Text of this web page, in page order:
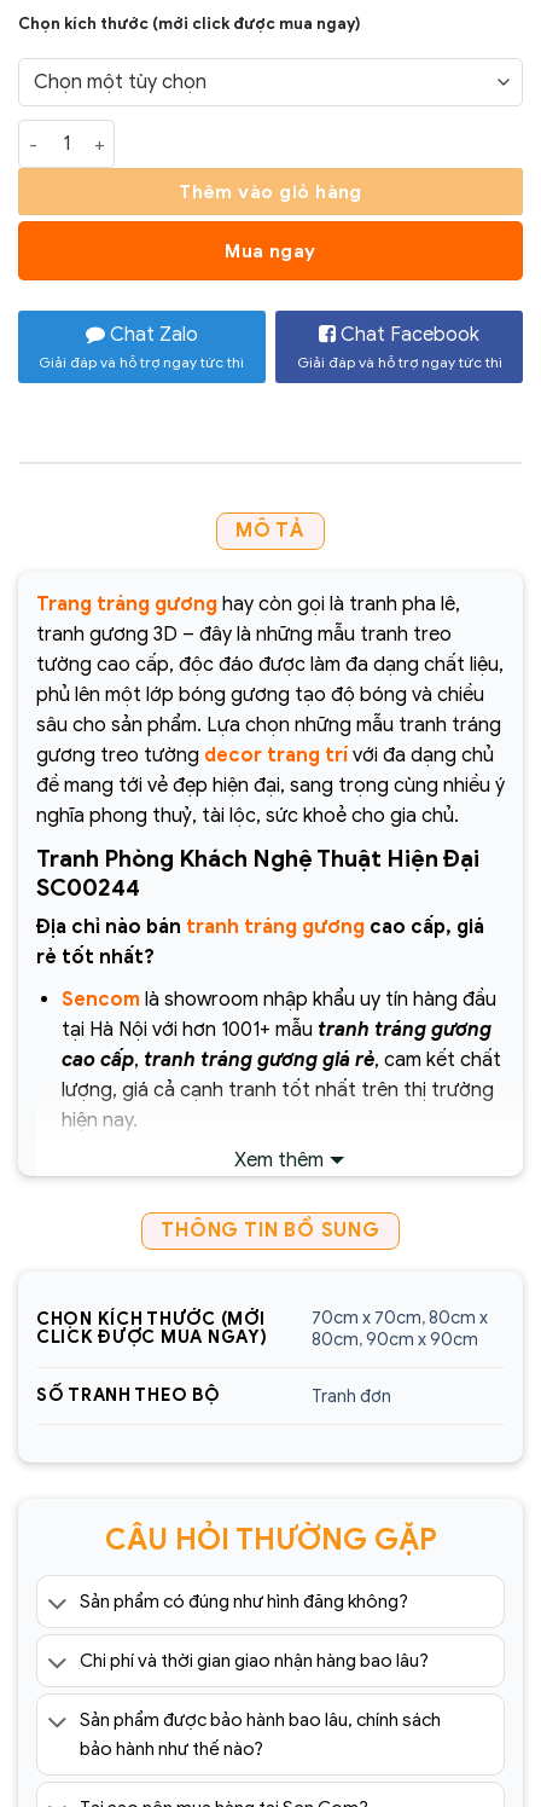
đến
Chọn kích thước (mới click được mua ngay)
Tranh Phòng Khách Nghệ Thuật Hiện Đại SC00244 số lượng
Thêm vào giỏ hàng
Mua ngay
Chat Zalo
Giải đáp và hỗ trợ ngay tức thì
Chat Facebook
Giải đáp và hỗ trợ ngay tức thì
MÔ TẢ
Trang tráng gương hay còn gọi là tranh pha lê,
tranh gương 3D – đây là những mẫu tranh treo
tường cao cấp, độc đáo được làm đa dạng chất liệu,
phủ lên một lớp bóng gương tạo độ bóng và chiều
sâu cho sản phẩm. Lựa chọn những mẫu tranh tráng
gương treo tường decor trang trí với đa dạng chủ
đề mang tới vẻ đẹp hiện đại, sang trọng cùng nhiều ý
nghĩa phong thuỷ, tài lộc, sức khoẻ cho gia chủ.
Tranh Phòng Khách Nghệ Thuật Hiện Đại
SC00244
Địa chỉ nào bán tranh tráng gương cao cấp, giá
rẻ tốt nhất?
Sencomlà showroom nhập khẩu uy tín hàng đầu
tại Hà Nội với hơn 1001+ mẫu tranh tráng gương
cao cấp, tranh tráng gương giá rẻ, cam kết chất
lượng, giá cả cạnh tranh tốt nhất trên thị trường
hiện nay.
Chịu trách nhiệm về sản phẩm :
Công ty Cổ Phần Xây Dựng và Thương Mại
Sencom Việt Nam
Địa chỉ showroom:60 Trần Đăng Ninh, Quang
Hotline:0925.988.699
*ƯU ĐÃI: Miễn phí vận chuyển Toàn quốc phí vận
giá trị trên 1.500.000đ (Bao gồm tất cả mã sản
Lưu ý: Đơn hàng sẽ chỉ được gửi đi sau khi có xác
nhận của tổng đài viên trong vòng 2 tiếng. Quý
khách vui lòng giữ điện thoại
=> Tham khảo thêm 1001+ mẫutranh tráng
gương cao cấp giá rẻ tại:
https://sencom.vn/category/tranh-trang-guong
Xem thêm
THÔNG TIN BỔ SUNG
CHỌN KÍCH THƯỚC (MỚI
CLICK ĐƯỢC MUA NGAY)
70cm x 70cm,80cm x
80cm,90cm x 90cm
SỐ TRANH THEO BỘ Tranh đơn
CÂU HỎI THƯỜNG GẶP
Sản phẩm có đúng như hình đăng không?
Chi phí và thời gian giao nhận hàng bao lâu?
Sản phẩm được bảo hành bao lâu, chính sách
bảo hành như thế nào?